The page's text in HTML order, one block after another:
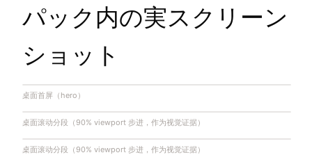
パック内の実スクリーン
ショット
桌面首屏（hero）
桌面滚动分段（90% viewport 步进，作为视觉证据）
桌面滚动分段（90% viewport 步进，作为视觉证据）